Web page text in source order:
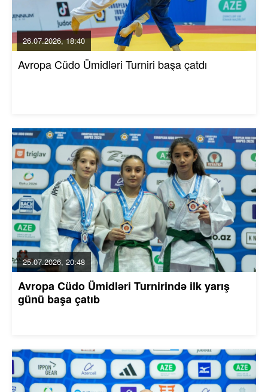
26.07.2026, 18:40
Avropa Cüdo Ümidləri Turniri başa çatdı
25.07.2026, 20:48
Avropa Cüdo Ümidləri Turnirində ilk yarış
günü başa çatıb